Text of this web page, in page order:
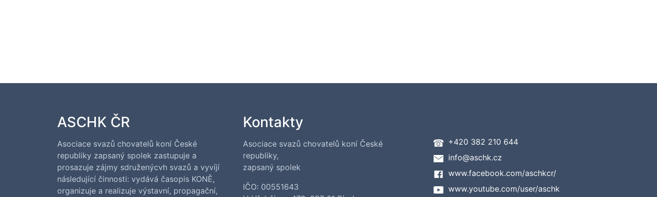
ASCHK ČR
Asociace svazů chovatelů koní České
republiky zapsaný spolek zastupuje a
prosazuje zájmy sdruženýcvh svazů a vyvíjí
následující činnosti: vydává časopis KONĚ,
organizuje a realizuje výstavní, propagační,
Kontakty
Asociace svazů chovatelů koní České
republiky,
zapsaný spolek
IČO: 00551643
+420 382 210 644
info@aschk.cz
www.facebook.com/aschkcr/
www.youtube.com/user/aschk